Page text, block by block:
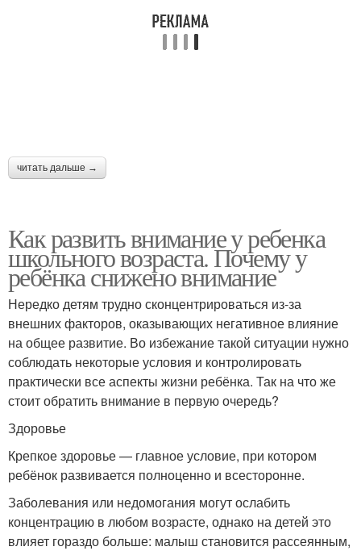
читать дальше →
Как развить внимание у ребенка
школьного возраста. Почему у
ребёнка снижено внимание
Нередко детям трудно сконцентрироваться из-за
внешних факторов, оказывающих негативное влияние
на общее развитие. Во избежание такой ситуации нужно
соблюдать некоторые условия и контролировать
практически все аспекты жизни ребёнка. Так на что же
стоит обратить внимание в первую очередь?
Здоровье
Крепкое здоровье — главное условие, при котором
ребёнок развивается полноценно и всесторонне.
Заболевания или недомогания могут ослабить
концентрацию в любом возрасте, однако на детей это
влияет гораздо больше: малыш становится рассеянным,